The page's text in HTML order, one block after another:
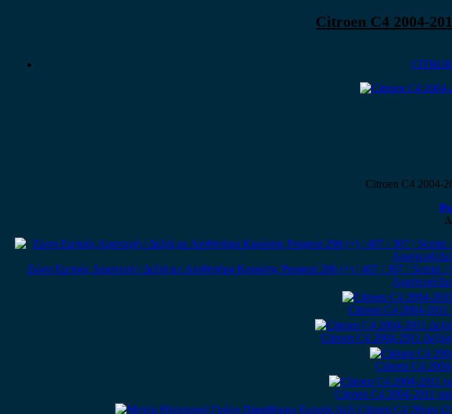
Citroen C4 2004-
Citroen C4 2004-
Ζώνη Εμπρός Αριστερή / Δεξιά με Αισθητήρα Κρούσης Peugeot 206 (+) / 407 / 307 /
Αριστερή/
Citroen C4 2004-2011
Citroen C4 2004-2011
Citroen C4
Citroen C4 2004-2011